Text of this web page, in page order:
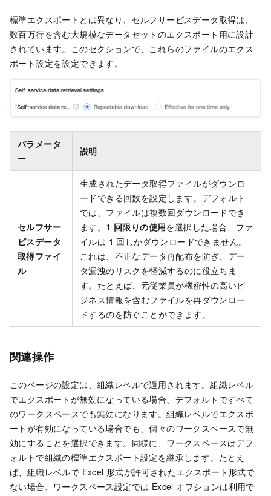
標準エクスポートとは異なり、セルフサービスデータ取得は、
数百万行を含む大規模なデータセットのエクスポート用に設計
されています。このセクションで、これらのファイルのエクス
ポート設定を設定できます。
パラメータ
ー
説明
セルフサー
ビスデータ
取得ファイ
ル
生成されたデータ取得ファイルがダウンロ
ードできる回数を設定します。デフォルト
では、ファイルは複数回ダウンロードでき
ます。 1 回限りの使用を選択した場合、ファ
イルは 1 回しかダウンロードできません。
これは、不正なデータ再配布を防ぎ、デー
タ漏洩のリスクを軽減するのに役立ちま
す。たとえば、元従業員が機密性の高いビ
ジネス情報を含むファイルを再ダウンロー
ドするのを防ぐことができます。
関連操作
このページの設定は、組織レベルで適用されます。組織レベル
でエクスポートが無効になっている場合、デフォルトですべて
のワークスペースでも無効になります。組織レベルでエクスポ
ートが有効になっている場合でも、個々のワークスペースで無
効にすることを選択できます。同様に、ワークスペースはデフ
ォルトで組織の標準エクスポート設定を継承します。たとえ
ば、組織レベルで Excel 形式が許可されたエクスポート形式で
ない場合、ワークスペース設定では Excel オプションは利用で